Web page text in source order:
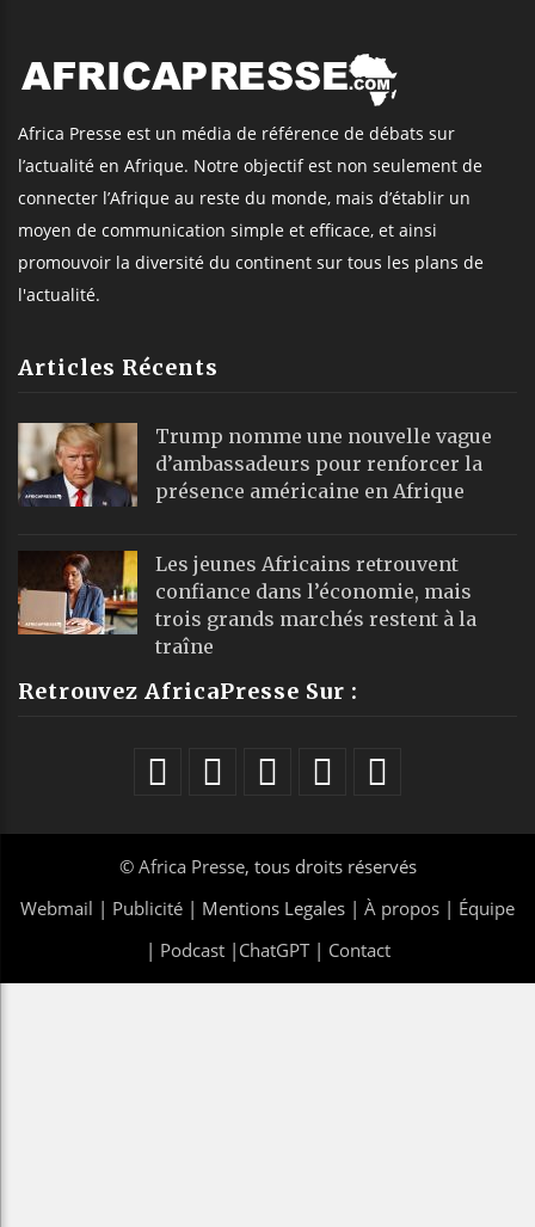
Africa Presse est un média de référence de débats sur
l’actualité en Afrique. Notre objectif est non seulement de
connecter l’Afrique au reste du monde, mais d’établir un
moyen de communication simple et efficace, et ainsi
promouvoir la diversité du continent sur tous les plans de
l'actualité.
Articles Récents
Trump nomme une nouvelle vague
d’ambassadeurs pour renforcer la
présence américaine en Afrique
Les jeunes Africains retrouvent
confiance dans l’économie, mais
trois grands marchés restent à la
traîne
Retrouvez AfricaPresse Sur :
© Africa Presse, tous droits réservés
Webmail | Publicité | Mentions Legales | À propos | Équipe
| Podcast| ChatGPT| Contact